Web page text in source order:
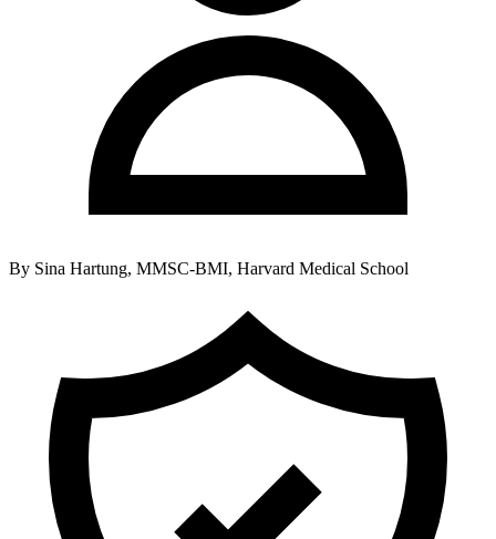
By Sina Hartung, MMSC-BMI, Harvard Medical School